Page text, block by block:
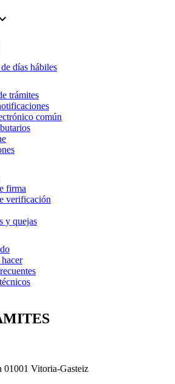
días hábiles
trámites
común
firma
verificación
y quejas
01001 Vitoria-Gasteiz